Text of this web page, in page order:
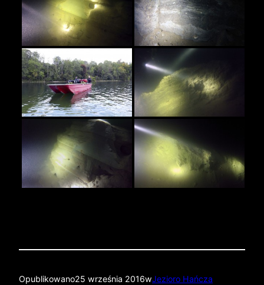
Opublikowano25 września 2016wJezioro Hańcza